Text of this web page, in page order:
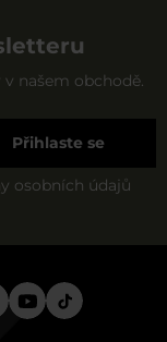
V naší
našem obchodě.
Přihlaste se
osobních údajů